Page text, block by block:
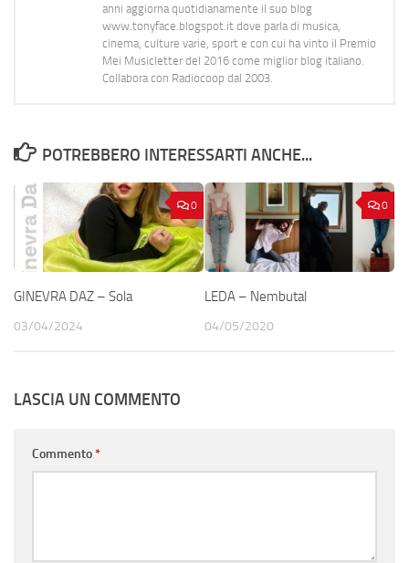
anni aggiorna quotidianamente il suo blog
www.tonyface.blogspot.it dove parla di musica,
cinema, culture varie, sport e con cui ha vinto il Premio
Mei Musicletter del 2016 come miglior blog italiano.
Collabora con Radiocoop dal 2003.
POTREBBERO INTERESSARTI ANCHE...
0
GINEVRA DAZ – Sola
03/04/2024
0
LEDA – Nembutal
04/05/2020
LASCIA UN COMMENTO
Commento*